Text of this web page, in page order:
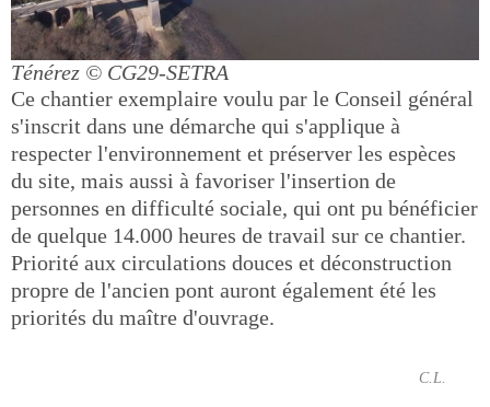
Ténérez © CG29-SETRA
Ce chantier exemplaire voulu par le Conseil général
s'inscrit dans une démarche qui s'applique à
respecter l'environnement et préserver les espèces
du site, mais aussi à favoriser l'insertion de
personnes en difficulté sociale, qui ont pu bénéficier
de quelque 14.000 heures de travail sur ce chantier.
Priorité aux circulations douces et déconstruction
propre de l'ancien pont auront également été les
priorités du maître d'ouvrage.
C.L.